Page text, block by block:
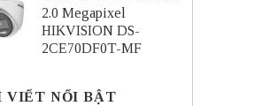
2.0 Megapixel
HIKVISION DS-
2CE70DF0T-MF
VIẾT NỔI BẬT